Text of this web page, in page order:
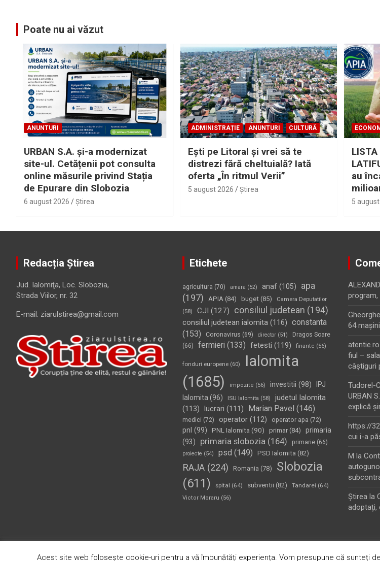
Poate nu ai văzut
ANUNTURI
URBAN S.A. și-a modernizat
site-ul. Cetățenii pot consulta
online măsurile privind Stația
de Epurare din Slobozia
6 august 2026 Ştirea
ADMINISTRAȚIE ANUNTURI CULTURĂ
Eşti pe Litoral şi vrei să te
distrezi fără cheltuială? Iată
oferta „În ritmul Verii”
5 august 2026 Ştirea
au
5
Redacția Știrea
Jud. Ialomiţa, Loc. Slobozia,
Strada Viilor, nr. 32
E-mail: ziarulstirea@gmail.com
Etichete
agricultura (70) amara (52) anaf(105)
apa
(197)
APIA(84) buget(85)
Camera Deputatilor
(58)
CJI (127) consiliul judetean (194)
consiliul judetean ialomita(116) constanta
(153)
Coronavirus (69) director(51)
Dragos Soare
(66)
fermieri (133) fetesti (119) finante (56)
fonduri europene(60)
Ialomita
(1685)
impozite (56) investitii (98)
IPJ
Ialomita (96) ISU Ialomita (58)
judetul Ialomita
(113) lucrari (111) Marian Pavel (146)
medici (72) operator(112) operator apa (72)
pnl (99) PNL Ialomita (90) primar(84)
primaria
(93)
primaria slobozia(164) primarie(66)
proiecte (54) psd (149) PSD Ialomita (82)
RAJA(224) Romania (78)
Slobozia
(611)
spital (64) subventii (82) Tandarei (64)
Victor Moraru (56)
64
atentie.ro
fiul –
câştiguri
Tudorel-
URBAN
explică
https://
cui i-a
M la
Ştirea la
adoptați,
Copyright © 2026Ziarul Știrea Theme by:Theme Horse Proudly Powered by:WordPress
Acest site web folosește cookie-uri pentru a vă îmbunătăți experiența. Vom presupune că sunteți